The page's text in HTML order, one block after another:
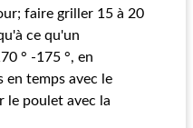
faire griller 15 à 20
ce qu'un
° -175 °, en
en temps avec le
le poulet avec la